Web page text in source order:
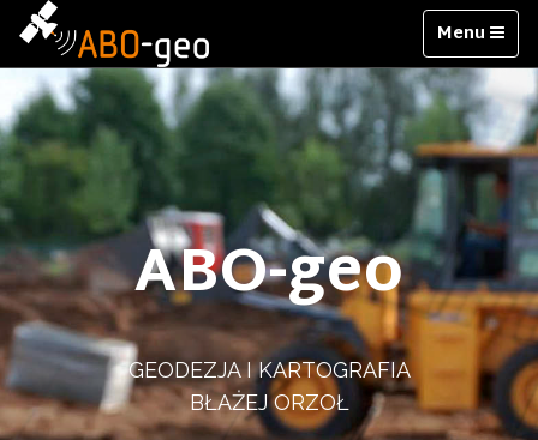
Menu
ABO-geo
GEODEZJA I KARTOGRAFIA
BŁAŻEJ ORZOŁ